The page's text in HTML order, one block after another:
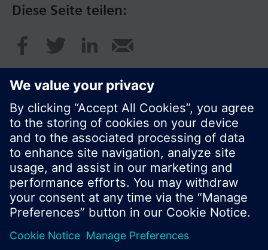
Diese Seite teilen:
© Siemens Schweiz AG 2017
Produktangebot und Preise können pro Land
variieren.